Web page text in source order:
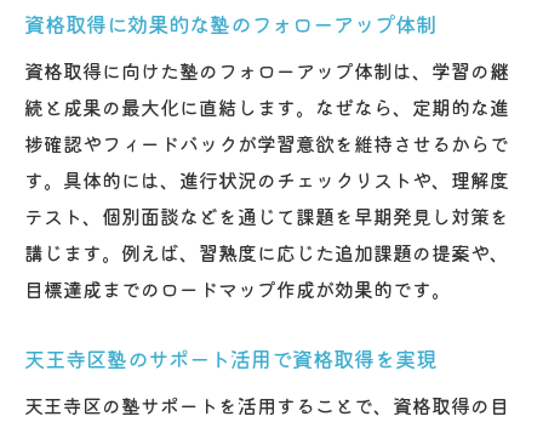
資格取得に効果的な塾のフォローアップ体制
資格取得に向けた塾のフォローアップ体制は、学習の継
続と成果の最大化に直結します。なぜなら、定期的な進
捗確認やフィードバックが学習意欲を維持させるからで
す。具体的には、進行状況のチェックリストや、理解度
テスト、個別面談などを通じて課題を早期発見し対策を
講じます。例えば、習熟度に応じた追加課題の提案や、
目標達成までのロードマップ作成が効果的です。
天王寺区塾のサポート活用で資格取得を実現
天王寺区の塾サポートを活用することで、資格取得の目